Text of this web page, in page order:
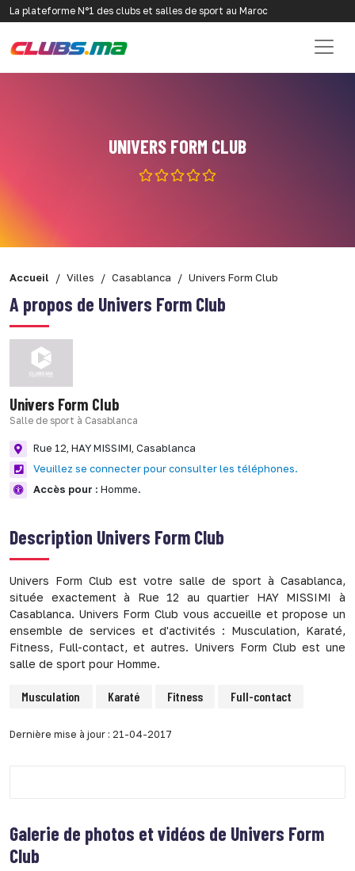
La plateforme N°1 des clubs et salles de sport au Maroc
UNIVERS FORM CLUB
Accueil Villes Casablanca Univers Form Club
A propos de Univers Form Club
Univers Form Club
Salle de sport à Casablanca
Rue 12, HAY MISSIMI, Casablanca
Veuillez se connecter pour consulter les téléphones.
Accès pour : Homme.
Description Univers Form Club
Univers Form Club est votre salle de sport à Casablanca,
située exactement à Rue 12 au quartier HAY MISSIMI à
Casablanca. Univers Form Club vous accueille et propose un
ensemble de services et d'activités : Musculation, Karaté,
Fitness, Full-contact, et autres. Univers Form Club est une
salle de sport pour Homme.
Musculation Karaté Fitness Full-contact
Dernière mise à jour : 21-04-2017
Galerie de photos et vidéos de Univers Form
Club